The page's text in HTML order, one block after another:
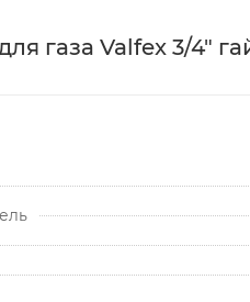
газа Valfex 3/4"